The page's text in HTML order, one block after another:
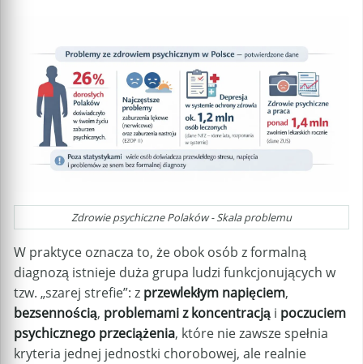
Zdrowie psychiczne Polaków - Skala problemu
W praktyce oznacza to, że obok osób z formalną
diagnozą istnieje duża grupa ludzi funkcjonujących w
tzw. „szarej strefie”: z przewlekłym napięciem,
bezsennością, problemami z koncentracją i poczuciem
psychicznego przeciążenia, które nie zawsze spełnia
kryteria jednej jednostki chorobowej, ale realnie